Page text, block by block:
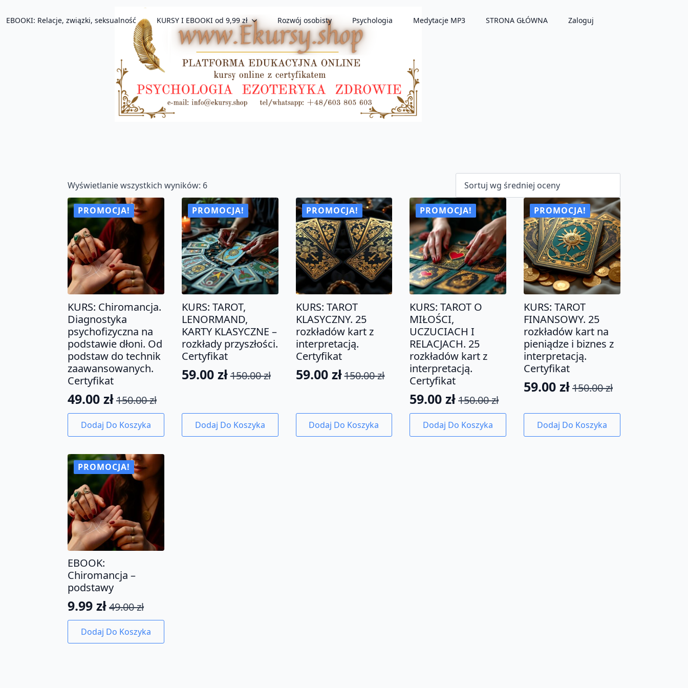
EBOOKI: Relacje, związki, seksualność KURSY I EBOOKI od 9,99 zł Rozwój osobisty Psychologia Medytacje MP3 STRONA GŁÓWNA Zaloguj
Wyświetlanie wszystkich wyników: 6Posortowane
według
średniej
oceny
PROMOCJA!
KURS: Chiromancja.
Diagnostyka
psychofizyczna na
podstawie dłoni. Od
podstaw do technik
zaawansowanych.
Certyfikat
150.00zł
Pierwotna
cena
wynosiła:
150.00 zł.
49.00 zł
Aktualna
cena
wynosi:
49.00 zł.
Dodaj Do Koszyka
PROMOCJA!
KURS: TAROT,
LENORMAND,
KARTY KLASYCZNE –
rozkłady przyszłości.
Certyfikat
150.00zł
Pierwotna
wynosiła:
150.00 zł.
59.00 zł
Aktualna
wynosi:
59.00 zł.
Dodaj Do Koszyka
PROMOCJA!
KURS: TAROT
KLASYCZNY. 25
rozkładów kart z
interpretacją.
Certyfikat
150.00zł
Pierwotna
wynosiła:
150.00 zł.
59.00 zł
Aktualna
wynosi:
59.00 zł.
Dodaj Do Koszyka
PROMOCJA!
KURS: TAROT O
MIŁOŚCI,
UCZUCIACH I
RELACJACH. 25
rozkładów kart z
interpretacją.
Certyfikat
150.00zł
Pierwotna
cena
wynosiła:
59.00zł
Aktualna
cena
wynosi:
Dodaj Do Koszyka
PROMOCJA!
KURS: TAROT
FINANSOWY. 25
rozkładów kart na
pieniądze i biznes z
interpretacją.
Certyfikat
150.00zł
Pierwotna
cena
wynosiła:
150.00 zł.
59.00zł
Aktualna
cena
wynosi:
59.00 zł.
Dodaj Do Koszyka
PROMOCJA!
EBOOK:
Chiromancja –
podstawy
49.00zł
Pierwotna
cena
wynosiła:
9.99 zł
Aktualna
cena
wynosi:
Dodaj Do Koszyka